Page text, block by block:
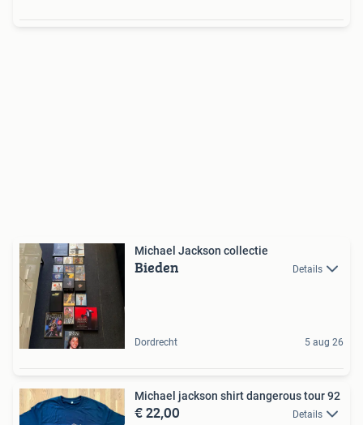
Michael Jackson collectie
Bieden Details
Dordrecht 5 aug 26
Michael jackson shirt dangerous tour 92
€ 22,00 Details